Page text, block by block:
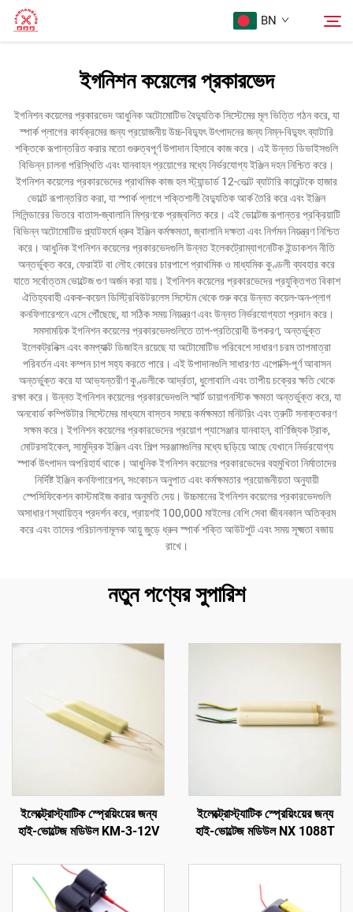
BN
পণ্য
আমাদের সম্পর্কে
মামলা
আমাদের সাথে যোগাযোগ করুন
অনুসন্ধান
ইগনিশন কয়েলের প্রকারভেদ
ইগনিশন কয়েলের প্রকারভেদ আধুনিক অটোমোটিভ বৈদ্যুতিক সিস্টেমের মূল ভিত্তি গঠন করে, যা
স্পার্ক প্লাগের কার্যক্রমের জন্য প্রয়োজনীয় উচ্চ-বিদ্যুৎ উৎপাদনের জন্য নিম্ন-বিদ্যুৎ ব্যাটারি
শক্তিকে রূপান্তরিত করার মতো গুরুত্বপূর্ণ উপাদান হিসাবে কাজ করে। এই উন্নত ডিভাইসগুলি
বিভিন্ন চালনা পরিস্থিতি এবং যানবাহন প্রয়োগের মধ্যে নির্ভরযোগ্য ইঞ্জিন দহন নিশ্চিত করে।
ইগনিশন কয়েলের প্রকারভেদের প্রাথমিক কাজ হল স্ট্যান্ডার্ড 12-ভোল্ট ব্যাটারি কারেন্টকে হাজার
ভোল্টে রূপান্তরিত করা, যা স্পার্ক প্লাগে শক্তিশালী বৈদ্যুতিক আর্ক তৈরি করে এবং ইঞ্জিন
সিলিন্ডারের ভিতরে বাতাস-জ্বালানি মিশ্রণকে প্রজ্বলিত করে। এই ভোল্টেজ রূপান্তর প্রক্রিয়াটি
বিভিন্ন অটোমোটিভ প্ল্যাটফর্মে ধ্রুব ইঞ্জিন কর্মক্ষমতা, জ্বালানি দক্ষতা এবং নির্গমন নিয়ন্ত্রণ নিশ্চিত
করে। আধুনিক ইগনিশন কয়েলের প্রকারভেদগুলি উন্নত ইলেকট্রোম্যাগনেটিক ইন্ডাকশন নীতি
অন্তর্ভুক্ত করে, ফেরাইট বা লৌহ কোরের চারপাশে প্রাথমিক ও মাধ্যমিক কুণ্ডলী ব্যবহার করে
যাতে সর্বোত্তম ভোল্টেজ গুণ অর্জন করা যায়। ইগনিশন কয়েলের প্রকারভেদের প্রযুক্তিগত বিকাশ
ঐতিহ্যবাহী একক-কয়েল ডিস্ট্রিবিউটরলেস সিস্টেম থেকে শুরু করে উন্নত কয়েল-অন-প্লাগ
কনফিগারেশনে এসে পৌঁছেছে, যা সঠিক সময় নিয়ন্ত্রণ এবং উন্নত নির্ভরযোগ্যতা প্রদান করে।
সমসাময়িক ইগনিশন কয়েলের প্রকারভেদগুলিতে তাপ-প্রতিরোধী উপকরণ, অন্তর্ভুক্ত
ইলেকট্রনিক্স এবং কমপ্যাক্ট ডিজাইন রয়েছে যা অটোমোটিভ পরিবেশে সাধারণ চরম তাপমাত্রা
পরিবর্তন এবং কম্পন চাপ সহ্য করতে পারে। এই উপাদানগুলি সাধারণত এপোক্সি-পূর্ণ আবাসন
অন্তর্ভুক্ত করে যা আভ্যন্তরীণ কুণ্ডলীকে আর্দ্রতা, ধুলোবালি এবং তাপীয় চক্রের ক্ষতি থেকে
রক্ষা করে। উন্নত ইগনিশন কয়েলের প্রকারভেদগুলি স্মার্ট ডায়াগনস্টিক ক্ষমতা অন্তর্ভুক্ত করে, যা
অনবোর্ড কম্পিউটার সিস্টেমের মাধ্যমে বাস্তব সময়ে কর্মক্ষমতা মনিটরিং এবং ত্রুটি সনাক্তকরণ
সক্ষম করে। ইগনিশন কয়েলের প্রকারভেদের প্রয়োগ প্যাসেঞ্জার যানবাহন, বাণিজ্যিক ট্রাক,
মোটরসাইকেল, সামুদ্রিক ইঞ্জিন এবং শিল্প সরঞ্জামগুলির মধ্যে ছড়িয়ে আছে যেখানে নির্ভরযোগ্য
স্পার্ক উৎপাদন অপরিহার্য থাকে। আধুনিক ইগনিশন কয়েলের প্রকারভেদের বহুমুখিতা নির্মাতাদের
নির্দিষ্ট ইঞ্জিন কনফিগারেশন, সংকোচন অনুপাত এবং কর্মক্ষমতার প্রয়োজনীয়তা অনুযায়ী
স্পেসিফিকেশন কাস্টমাইজ করার অনুমতি দেয়। উচ্চমানের ইগনিশন কয়েলের প্রকারভেদগুলি
অসাধারণ স্থায়িত্ব প্রদর্শন করে, প্রায়শই 100,000 মাইলের বেশি সেবা জীবনকাল অতিক্রম
করে এবং তাদের পরিচালনামূলক আয়ু জুড়ে ধ্রুব স্পার্ক শক্তি আউটপুট এবং সময় সূক্ষ্মতা বজায়
রাখে।
নতুন পণ্যের সুপারিশ
ইলেক্ট্রোস্ট্যাটিক স্প্রেয়িংয়ের জন্য
হাই-ভোল্টেজ মডিউল KM-3-12V
ইলেক্ট্রোস্ট্যাটিক স্প্রেয়িংয়ের জন্য
হাই-ভোল্টেজ মডিউল NX 1088T